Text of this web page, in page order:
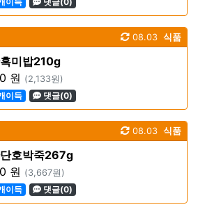
식품
08.03
미밥210g
원 (2,133원)
이득 댓글(0)
식품
08.03
호박죽267g
원 (3,667원)
이득 댓글(0)